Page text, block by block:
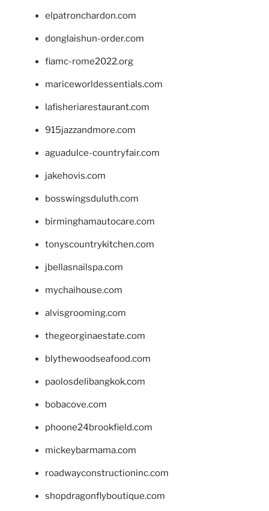
elpatronchardon.com
donglaishun-order.com
fiamc-rome2022.org
mariceworldessentials.com
lafisheriarestaurant.com
915jazzandmore.com
aguadulce-countryfair.com
jakehovis.com
bosswingsduluth.com
birminghamautocare.com
tonyscountrykitchen.com
jbellasnailspa.com
mychaihouse.com
alvisgrooming.com
thegeorginaestate.com
blythewoodseafood.com
paolosdelibangkok.com
bobacove.com
phoone24brookfield.com
mickeybarmama.com
roadwayconstructioninc.com
shopdragonflyboutique.com